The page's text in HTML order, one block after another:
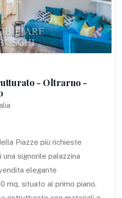
- Oltrarno -
Piazze più richieste
signorile palazzina
elegante
mq, situato al primo piano.